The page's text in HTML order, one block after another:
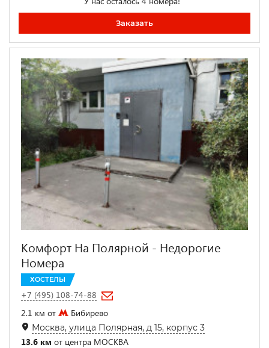
Заказать
Комфорт На Полярной - Недорогие
Номера
ХОСТЕЛЫ
+7 (495) 108-74-88
2.1 км от
Бибирево
Москва, улица Полярная, д 15, корпус 3
13.6 км от центра МОСКВА